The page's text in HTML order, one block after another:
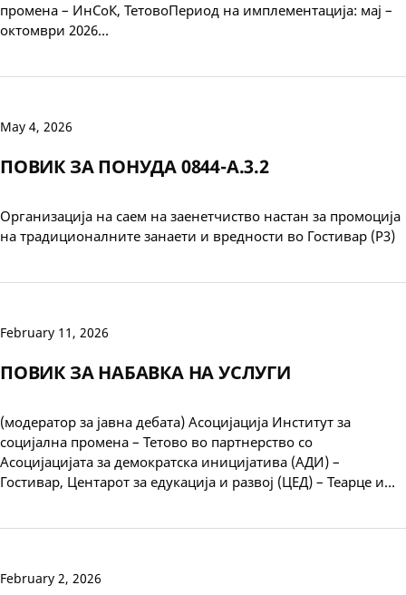
промена – ИнСоК, ТетовоПериод на имплементација: мај –
октомври 2026…
May 4, 2026
ПОВИК ЗА ПОНУДА 0844-А.3.2
Организација на саем на заенетчиство настан за промоција
на традиционалните занаети и вредности во Гостивар (Р3)
February 11, 2026
ПОВИК ЗА НАБАВКА НА УСЛУГИ
(модератор за јавна дебата) Асоцијација Институт за
социјална промена – Тетово во партнерство со
Асоцијацијата за демократска иницијатива (АДИ) –
Гостивар, Центарот за едукација и развој (ЦЕД) – Теарце и…
February 2, 2026